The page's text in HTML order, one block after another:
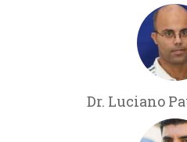
Dr. Luciano